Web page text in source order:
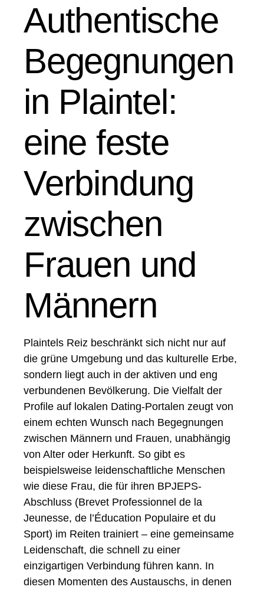
Authentische
Begegnungen
in Plaintel:
eine feste
Verbindung
zwischen
Frauen und
Männern
Plaintels Reiz beschränkt sich nicht nur auf
die grüne Umgebung und das kulturelle Erbe,
sondern liegt auch in der aktiven und eng
verbundenen Bevölkerung. Die Vielfalt der
Profile auf lokalen Dating-Portalen zeugt von
einem echten Wunsch nach Begegnungen
zwischen Männern und Frauen, unabhängig
von Alter oder Herkunft. So gibt es
beispielsweise leidenschaftliche Menschen
wie diese Frau, die für ihren BPJEPS-
Abschluss (Brevet Professionnel de la
Jeunesse, de l’Éducation Populaire et du
Sport) im Reiten trainiert – eine gemeinsame
Leidenschaft, die schnell zu einer
einzigartigen Verbindung führen kann. In
diesen Momenten des Austauschs, in denen